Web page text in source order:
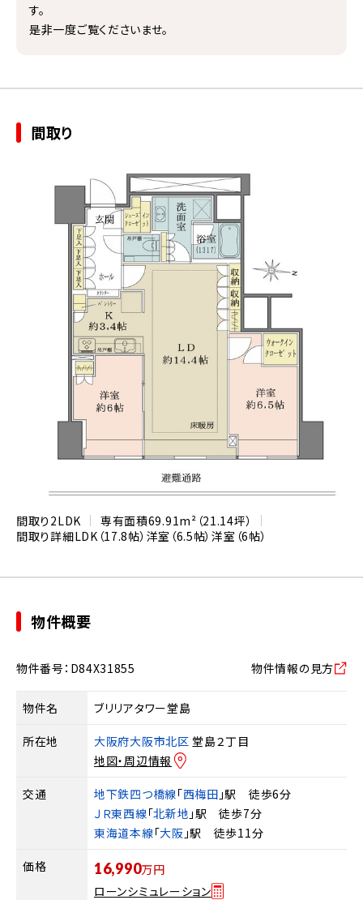
す。
是非一度ご覧くださいませ。
間取り
間取り 2LDK 専有面積69.91m²（21.14坪）
間取り詳細LDK（17.8帖） 洋室（6.5帖）洋室（6帖）
物件概要
物件番号：D84X31855 物件情報の見方
物件名 ブリリアタワー堂島
所在地 大阪府大阪市北区 堂島２丁目
地図・周辺情報
交通 地下鉄四つ橋線「西梅田 」駅 徒歩6分
ＪＲ東西線「北新地 」駅 徒歩7分
東海道本線「大阪 」駅 徒歩11分
価格 16,990万円
ローンシミュレーション